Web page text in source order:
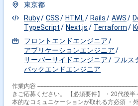
東京都
Ruby
CSS HTML Rails AWS
TypeScript
Next.js Terraform
フロントエンドエンジニア
アプリケーションエンジニア
サーバーサイドエンジニア
フルス
バックエンドエンジニア
作業内容
きご応募ください。 【必須要件】 ・20代後半～40代の方、活躍中！ ・基
本的なコミュニケーションが取れる方必須 ・